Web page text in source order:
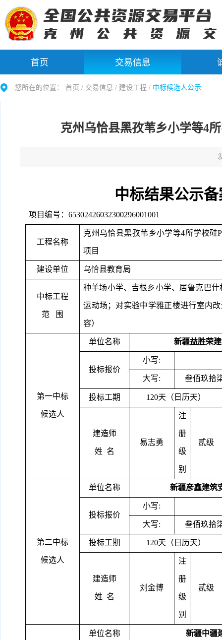
首页 交易信息
您所在的位置： 首页 / 交易信息 / 建设工程 / 中标候选人公示
克州乌恰县黑孜苇乡小学等4
中标结果公示
项目编号：65302426032300296001001
工程名称
克州乌恰县黑孜苇乡小学等4所学校硅
项目
建设单位 乌恰县教育局
中标工程
范 围
种羊场小学、吉根乡小学、居鲁克巴
运动场；对实验中学雅正楼进行室内
容）
第一中标
候选人
单位名称 新疆益胜荣
投标报价
小写:
大写: 叁佰玖拾
投标工期 120天（日历天）
建造师
姓 名
易志勇
注
册
级
别
贰级
第二中标
候选人
单位名称 新疆彦鑫建筑
投标报价
小写:
大写: 叁佰玖拾
投标工期 120天（日历天）
建造师
姓 名
刘金博
注
册
级
别
贰级
单位名称 新疆中疆